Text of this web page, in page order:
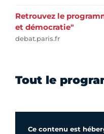
Retrouvez le
et démocratie"
debat.paris.fr
Tout le
Ce contenu est